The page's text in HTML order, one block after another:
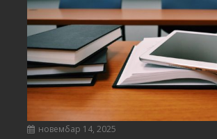
новембар 14, 2025